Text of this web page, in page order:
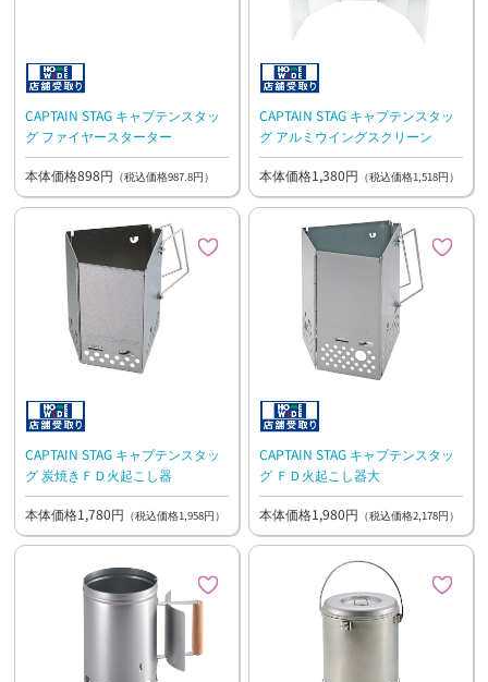
CAPTAIN STAG キャプテンスタッ
グ ファイヤースターター
本体価格898円 （税込価格987.8円）
CAPTAIN STAG キャプテンスタッ
グ アルミウイングスクリーン
本体価格1,380円 （税込価格1,518円）
CAPTAIN STAG キャプテンスタッ
グ 炭焼きＦＤ火起こし器
本体価格1,780円 （税込価格1,958円）
CAPTAIN STAG キャプテンスタッ
グ ＦＤ火起こし器大
本体価格1,980円 （税込価格2,178円）